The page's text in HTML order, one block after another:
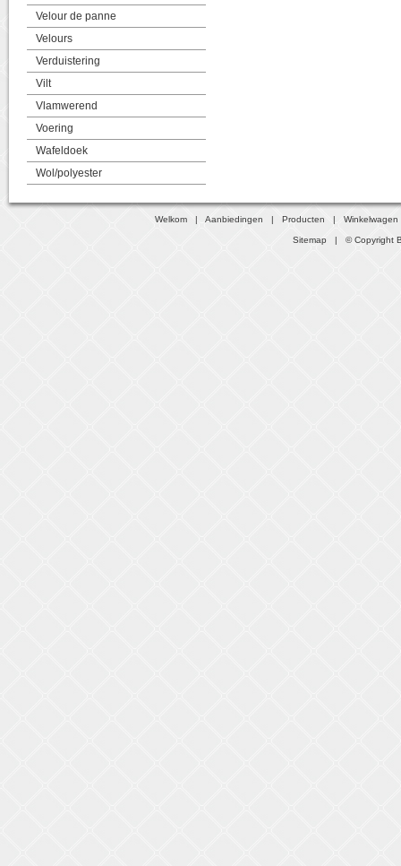
Velour de panne
Velours
Verduistering
Vilt
Vlamwerend
Voering
Wafeldoek
Wol/polyester
Welkom |Aanbiedingen |Producten |Winkelwagen
Sitemap | © Copyright